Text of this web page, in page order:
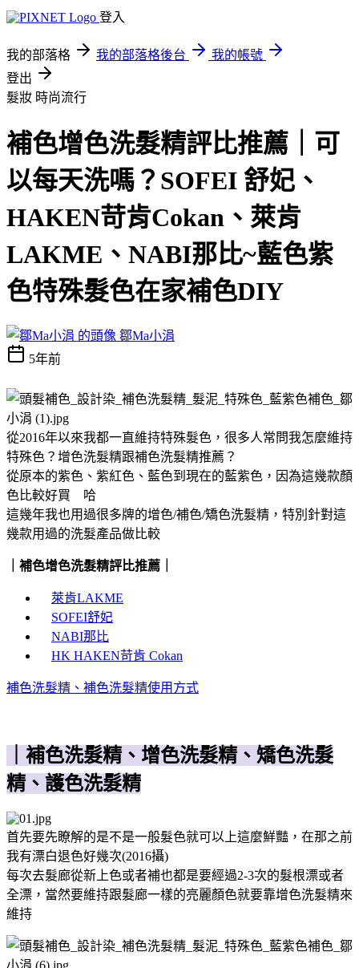
登入
我的部落格 我的部落格後台
我的帳號
登出
髮妝 時尚流行
補色增色洗髮精評比推薦｜可
以每天洗嗎？SOFEI 舒妃、
HAKEN苛肯Cokan、萊肯
LAKME、NABI那比~藍色紫
色特殊髮色在家補色DIY
鄒Ma小涓
5年前
從2016年以來我都一直維持特殊髮色，很多人常問我怎麼維持
特殊色？增色洗髮精跟補色洗髮精推薦？
從原本的紫色、紫紅色、藍色到現在的藍紫色 ， 因為這幾款顏
色比較好買 哈
這幾年我也用過很多牌的增色/補色/矯色洗髮精，特別針對這
幾款用過的洗髮產品做比較
｜補色增色洗髮精評比推薦｜
萊肯LAKME
SOFEI舒妃
NABI那比
HK HAKEN苛肯 Cokan
補色洗髮精、補色洗髮精使用方式
｜補色洗髮精、增色洗髮精、矯色洗髮
精、護色洗髮精
首先要先瞭解的是不是一般髮色就可以上這麼鮮豔，在那之前
我有漂白退色好幾次(2016攝)
每次去髮廊從新上色或者補也都是要經過2-3次的髮根漂或者
全漂，當然要維持跟髮廊一樣的亮麗顏色就要靠增色洗髮精來
維持